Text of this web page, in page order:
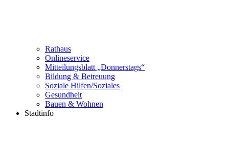
Rathaus
Onlineservice
Mitteilungsblatt „Donnerstags“
Bildung & Betreuung
Soziale Hilfen/Soziales
Gesundheit
Bauen & Wohnen
Stadtinfo